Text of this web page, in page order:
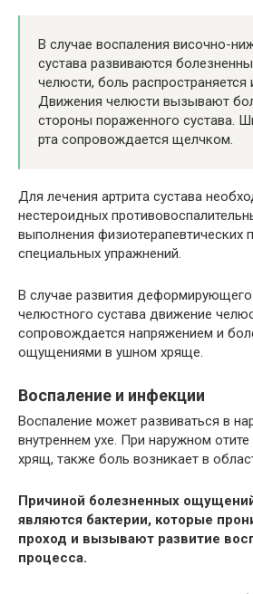
В случае воспаления височно-
сустава развиваются
челюсти, боль распространяется
Движения челюсти вызывают
стороны пораженного сустава.
рта сопровождается щелчком.
Для лечения артрита сустава
нестероидных
выполнения физиотерапевтических
специальных упражнений.
В случае развития деформирующего
челюстного сустава движение
сопровождается напряжением и
ощущениями в ушном хряще.
Воспаление и инфекции
Воспаление может развиваться в
внутреннем ухе. При наружном
хрящ, также боль возникает в
Причиной болезненных
являются бактерии, которые
проход и вызывают развитие
процесса.